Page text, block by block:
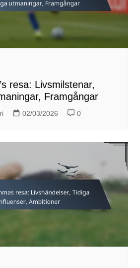
resa: Livsmilstenar,
Framgångar
02/03/2026 0